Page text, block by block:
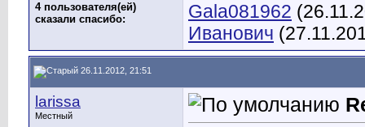
4 пользователя(ей)
сказали cпасибо:
Gala081962
Иванович
26.11.2012, 21:51
larissa
Местный